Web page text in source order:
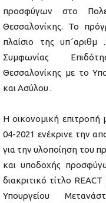
προσφύγων στο
Θεσσαλονίκης. Το
πλαίσιο της υπ΄αριθμ
Συμφωνίας
Θεσσαλονίκης με το
και Ασύλου .
Η οικονομική επιτροπή
04-2021 ενέκρινε την
για την υλοποίηση του
και υποδοχής
διακριτικό τίτλο
Υπουργείου